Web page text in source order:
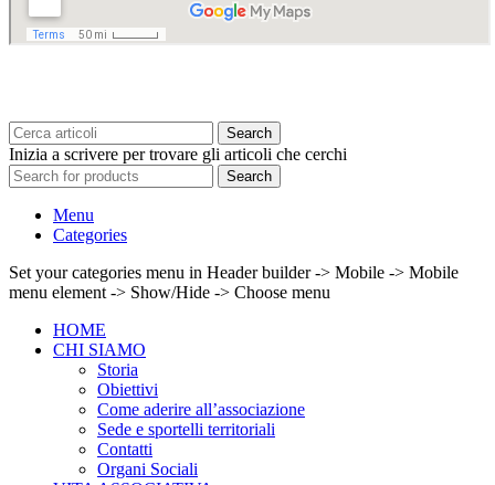
Search
Inizia a scrivere per trovare gli articoli che cerchi
Search
Menu
Categories
Set your categories menu in Header builder -> Mobile -> Mobile
menu element -> Show/Hide -> Choose menu
HOME
CHI SIAMO
Storia
Obiettivi
Come aderire all’associazione
Sede e sportelli territoriali
Contatti
Organi Sociali